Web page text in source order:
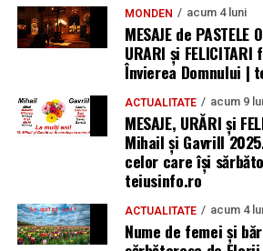
MONDEN acum 4 luni
MESAJE de PASTELE
URARI și
Învierea Domnului |
ACTUALITATE acum 9
MESAJE, URĂRI și
Mihail și Gavrill
celor care își
teiusinfo.ro
ACTUALITATE acum 4
Nume de femei și